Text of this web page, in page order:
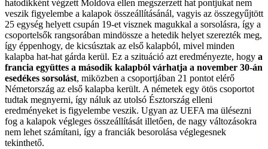
hatodikként végzett Moldova ellen megszerzett hat pontjukat nem
veszik figyelembe a kalapok összeállításánál, vagyis az összegyűjtött
25 egység helyett csupán 19-et visznek magukkal a sorsolásra, így a
csoportelsők rangsorában mindössze a hetedik helyet szerezték meg,
így éppenhogy, de kicsúsztak az első kalapból, mivel minden
kalapba hat-hat gárda kerül. Ez a szituáció azt eredményezte, hogy a
francia együttes a második kalapból várhatja a november 30-án
esedékes sorsolást, miközben a csoportjában 21 pontot elérő
Németország az első kalapba került. A németek egy ötös csoportot
tudtak megnyerni, így náluk az utolsó Észtország elleni
eredményeket is figyelembe veszik. Ugyan az UEFA ma ülésezni
fog a kalapok végleges összeállítását illetően, de nagy változásokra
nem lehet számítani, így a franciák besorolása véglegesnek
tekinthető.